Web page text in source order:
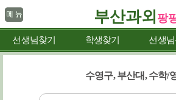
부산과외 팡
선생님찾기 학생찾기 선생
수영구, 부산대, 수학/